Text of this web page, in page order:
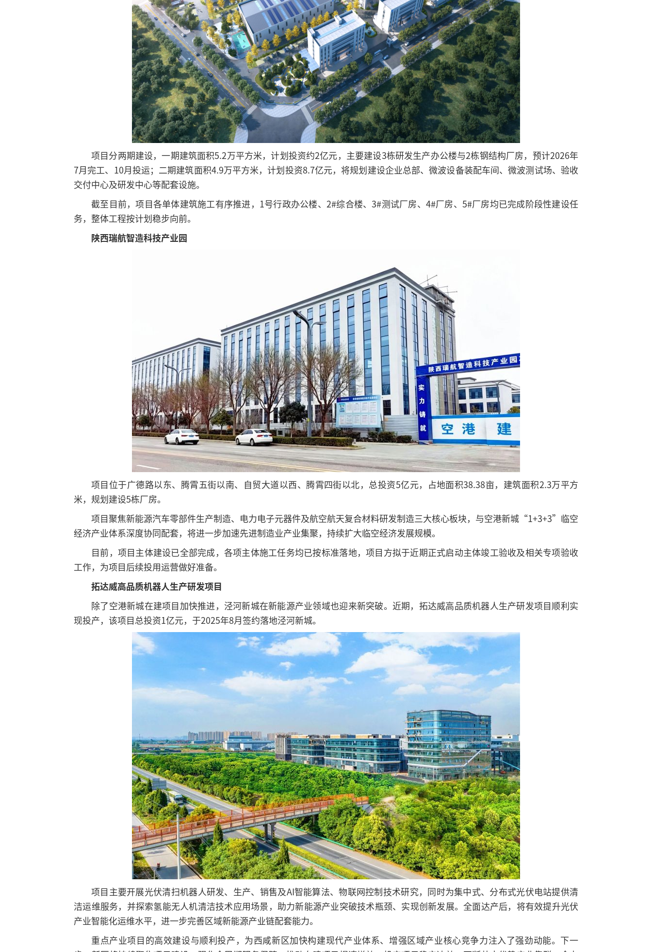
项目分两期建设，一期建筑面积5.2万平方米，计划投资约2亿元，主要建设3栋研发生产办公楼与2栋钢结构厂房，预计2026年
7月完工、10月投运；二期建筑面积4.9万平方米，计划投资8.7亿元，将规划建设企业总部、微波设备装配车间、微波测试场、验收
交付中心及研发中心等配套设施。
截至目前，项目各单体建筑施工有序推进，1号行政办公楼、2#综合楼、3#测试厂房、4#厂房、5#厂房均已完成阶段性建设任
务，整体工程按计划稳步向前。
陕西瑞航智造科技产业园
项目位于广德路以东、腾霄五街以南、自贸大道以西、腾霄四街以北，总投资5亿元，占地面积38.38亩，建筑面积2.3万平方
米，规划建设5栋厂房。
项目聚焦新能源汽车零部件生产制造、电力电子元器件及航空航天复合材料研发制造三大核心板块，与空港新城“1+3+3”临空
经济产业体系深度协同配套，将进一步加速先进制造业产业集聚，持续扩大临空经济发展规模。
目前，项目主体建设已全部完成，各项主体施工任务均已按标准落地，项目方拟于近期正式启动主体竣工验收及相关专项验收
工作，为项目后续投用运营做好准备。
拓达威高品质机器人生产研发项目
除了空港新城在建项目加快推进，泾河新城在新能源产业领域也迎来新突破。近期，拓达威高品质机器人生产研发项目顺利实
现投产，该项目总投资1亿元，于2025年8月签约落地泾河新城。
项目主要开展光伏清扫机器人研发、生产、销售及AI智能算法、物联网控制技术研究，同时为集中式、分布式光伏电站提供清
洁运维服务，并探索氢能无人机清洁技术应用场景，助力新能源产业突破技术瓶颈、实现创新发展。全面达产后，将有效提升光伏
产业智能化运维水平，进一步完善区域新能源产业链配套能力。
重点产业项目的高效建设与顺利投产，为西咸新区加快构建现代产业体系、增强区域产业核心竞争力注入了强劲动能。下一